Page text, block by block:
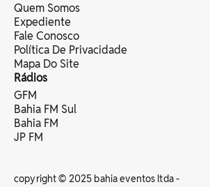
Quem Somos
Expediente
Fale Conosco
Política De Privacidade
Mapa Do Site
Rádios
GFM
Bahia FM Sul
Bahia FM
JP FM
copyright © 2025 bahia eventos ltda -